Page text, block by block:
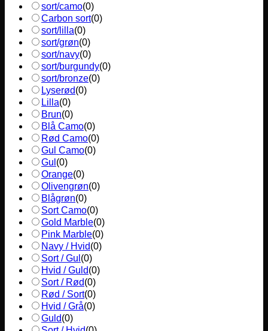
sort/camo(0)
Carbon sort(0)
sort/lilla(0)
sort/grøn(0)
sort/navy(0)
sort/burgundy(0)
sort/bronze(0)
Lyserød(0)
Lilla(0)
Brun(0)
Blå Camo(0)
Rød Camo(0)
Gul Camo(0)
Gul (0)
Orange(0)
Olivengrøn(0)
Blågrøn(0)
Sort Camo(0)
Gold Marble(0)
Pink Marble(0)
Navy / Hvid(0)
Sort / Gul (0)
Hvid / Guld(0)
Sort / Rød(0)
Rød / Sort(0)
Hvid / Grå(0)
Guld(0)